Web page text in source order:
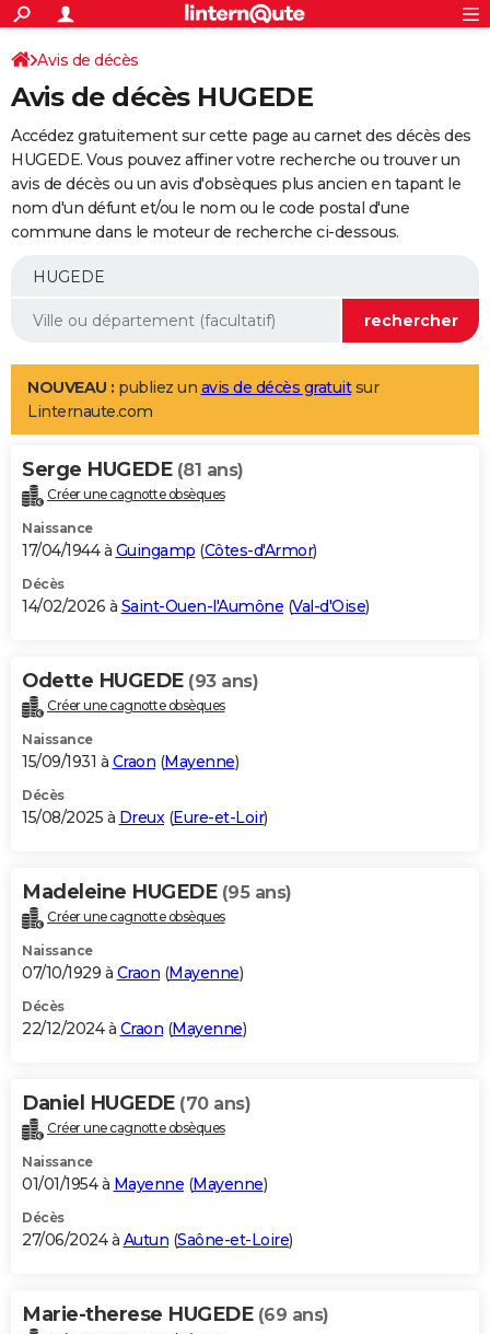
ACTUALITÉS
Politique
Société
Faits Divers
Education
Monde
Villes
+
SPORT
Coupe du monde 2026
Football
Tennis
Cyclisme
Rugby
Forum
Programme TV
TNT
Streaming
Cinéma
Sorties cinéma
Musique
+
FINANCE
Retraite
Epargne
Immobilier
Risques naturels par ville
Banque
Assurance
AUTO
Essais
Réserver un essai
Citadines
Berlines
SUV
Forum auto
+
Mobiles
Meilleur smartphone
Internet
Ordinateurs
Jeux vidéo
Guide high-tech
Aménagement intérieur
LIFESTYLE
Art de vivre
Bien-être
Loisirs
Mode
Modes de vie
Alimentation
Guide de la santé
Maladies
Médicaments
Sommeil
VOYAGE
Destinations
City break
Voyage nature
Voyage de noces
Forum
Climat
+PHOTO
GUIDES D'ACHAT
BONS PLANS
Carte de Noël
Carte Bonne année
Carte Saint-Valentin
Carte Pâques
Carte d'anniversaire
DICTIONNAIRE
Dictionnaire
Biographies
Citations
Expressions
Proverbes
PROGRAMME TV
S'inscrire
Se connecter
Lycées
Collèges
Primaires
Universités
Entreprises
Service militaire
Avis de recherche
AVIS DE DÉCÈS
Bricolage
Lifestyle
Culture
Sport
Auto
Television
Voyage
Cinema
Avis de décès
Avis de décès HUGEDE
Accédez gratuitement sur cette page au carnet des décès des
HUGEDE. Vous pouvez affiner votre recherche ou trouver un
avis de décès ou un avis d'obsèques plus ancien en tapant le
nom d'un défunt et/ou le nom ou le code postal d'une
commune dans le moteur de recherche ci-dessous.
NOUVEAU : publiez un avis de décès gratuitsur
Linternaute.com
Serge HUGEDE (81 ans)
Créer une cagnotte obsèques
Naissance
17/04/1944 à Guingamp (Côtes-d'Armor)
Décès
14/02/2026 à Saint-Ouen-l'Aumône (Val-d'Oise)
Odette HUGEDE (93 ans)
Créer une cagnotte obsèques
Naissance
15/09/1931 à Craon (Mayenne)
Décès
15/08/2025 à Dreux(Eure-et-Loir)
Madeleine HUGEDE (95 ans)
Créer une cagnotte obsèques
Naissance
07/10/1929 à Craon (Mayenne)
Décès
22/12/2024 à Craon (Mayenne)
Daniel HUGEDE (70 ans)
Créer une cagnotte obsèques
Naissance
01/01/1954 à Mayenne (Mayenne)
Décès
27/06/2024 à Autun (Saône-et-Loire)
Marie-therese HUGEDE (69 ans)